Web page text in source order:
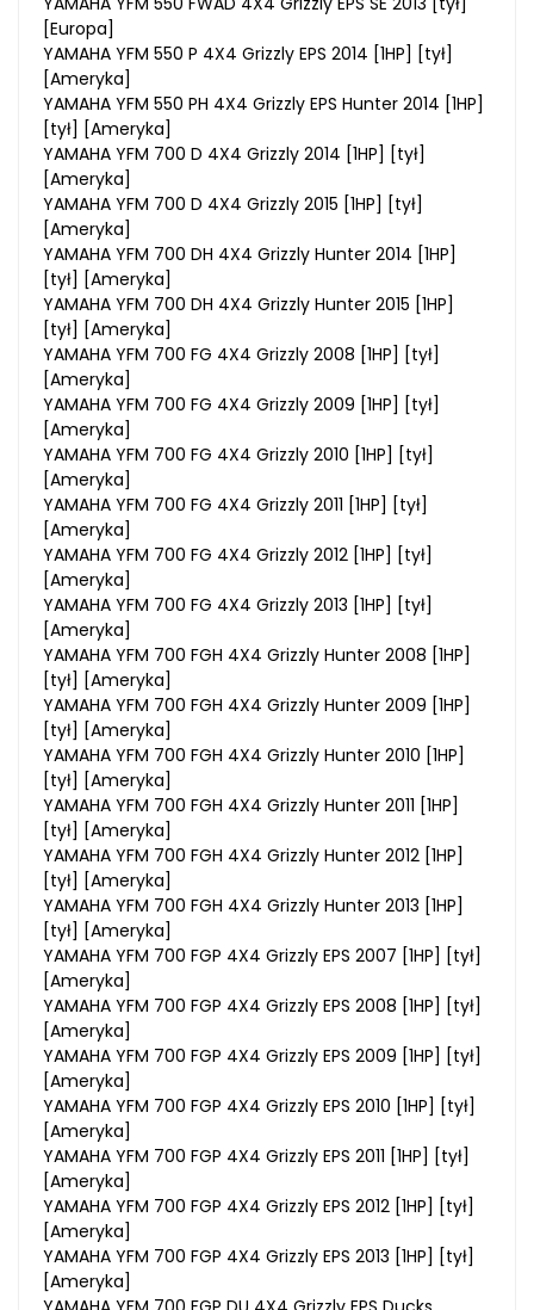
[Europa]
YAMAHA YFM 550 P 4X4 Grizzly EPS 2014 [1HP] [tył]
[Ameryka]
YAMAHA YFM 550 PH 4X4 Grizzly EPS Hunter 2014 [1HP]
[tył] [Ameryka]
YAMAHA YFM 700 D 4X4 Grizzly 2014 [1HP] [tył]
[Ameryka]
YAMAHA YFM 700 D 4X4 Grizzly 2015 [1HP] [tył]
[Ameryka]
YAMAHA YFM 700 DH 4X4 Grizzly Hunter 2014 [1HP]
[tył] [Ameryka]
YAMAHA YFM 700 DH 4X4 Grizzly Hunter 2015 [1HP]
[tył] [Ameryka]
YAMAHA YFM 700 FG 4X4 Grizzly 2008 [1HP] [tył]
[Ameryka]
YAMAHA YFM 700 FG 4X4 Grizzly 2009 [1HP] [tył]
[Ameryka]
YAMAHA YFM 700 FG 4X4 Grizzly 2010 [1HP] [tył]
[Ameryka]
YAMAHA YFM 700 FG 4X4 Grizzly 2011 [1HP] [tył]
[Ameryka]
YAMAHA YFM 700 FG 4X4 Grizzly 2012 [1HP] [tył]
[Ameryka]
YAMAHA YFM 700 FG 4X4 Grizzly 2013 [1HP] [tył]
[Ameryka]
YAMAHA YFM 700 FGH 4X4 Grizzly Hunter 2008 [1HP]
[tył] [Ameryka]
YAMAHA YFM 700 FGH 4X4 Grizzly Hunter 2009 [1HP]
[tył] [Ameryka]
YAMAHA YFM 700 FGH 4X4 Grizzly Hunter 2010 [1HP]
[tył] [Ameryka]
YAMAHA YFM 700 FGH 4X4 Grizzly Hunter 2011 [1HP]
[tył] [Ameryka]
YAMAHA YFM 700 FGH 4X4 Grizzly Hunter 2012 [1HP]
[tył] [Ameryka]
YAMAHA YFM 700 FGH 4X4 Grizzly Hunter 2013 [1HP]
[tył] [Ameryka]
YAMAHA YFM 700 FGP 4X4 Grizzly EPS 2007 [1HP] [tył]
[Ameryka]
YAMAHA YFM 700 FGP 4X4 Grizzly EPS 2008 [1HP] [tył]
[Ameryka]
YAMAHA YFM 700 FGP 4X4 Grizzly EPS 2009 [1HP] [tył]
[Ameryka]
YAMAHA YFM 700 FGP 4X4 Grizzly EPS 2010 [1HP] [tył]
[Ameryka]
YAMAHA YFM 700 FGP 4X4 Grizzly EPS 2011 [1HP] [tył]
[Ameryka]
YAMAHA YFM 700 FGP 4X4 Grizzly EPS 2012 [1HP] [tył]
[Ameryka]
YAMAHA YFM 700 FGP 4X4 Grizzly EPS 2013 [1HP] [tył]
[Ameryka]